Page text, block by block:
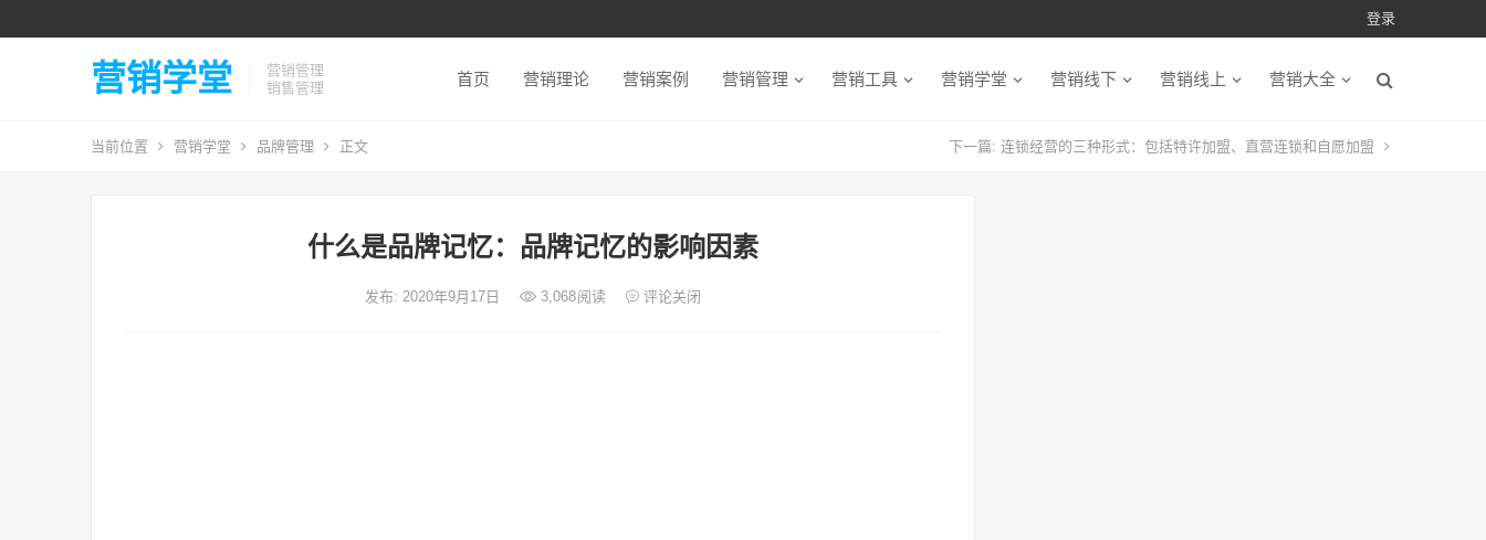
登录
营销学堂
营销管理
销售管理
首页 营销理论 营销案例 营销管理 营销工具 营销学堂 营销线下 营销线上 营销大全
当前位置 营销学堂 品牌管理 正文 下一篇: 连锁经营的三种形式：包括特许加盟、直营连锁和自愿加盟
什么是品牌记忆：品牌记忆的影响因素
发布: 2020年9月17日 3,068阅读 评论关闭